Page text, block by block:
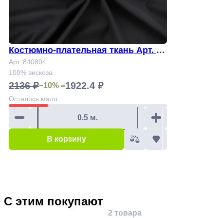
Костюмно-плательная ткань Арт. 84
0804
Арт. 840804
100% вискоза
2136 ₽−10% =1922.4 ₽
Осталось мало
В корзину
С этим покупают
2 товара